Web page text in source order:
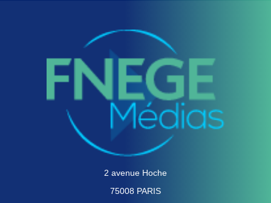
2 avenue Hoche
75008 PARIS